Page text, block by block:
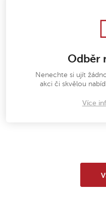
Odběr
Nenechte si ujít
akci či skvělou
Více